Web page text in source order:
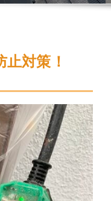
対策！